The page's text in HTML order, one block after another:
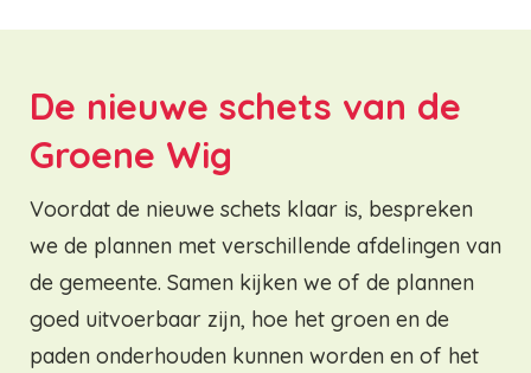
De nieuwe schets van de
Groene Wig
Voordat de nieuwe schets klaar is, bespreken
we de plannen met verschillende afdelingen van
de gemeente. Samen kijken we of de plannen
goed uitvoerbaar zijn, hoe het groen en de
paden onderhouden kunnen worden en of het